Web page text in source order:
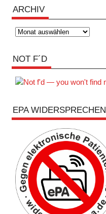
ARCHIV
Archiv
NOT F´D
EPA WIDERSPRECHEN